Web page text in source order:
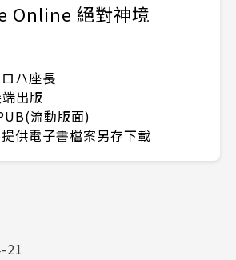
Online 絕對神境
ハ座長
出版
流動版面)
供電子書檔案另存下載
21